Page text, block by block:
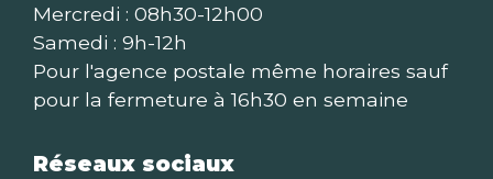
Mercredi : 08h30-12h00
Samedi : 9h-12h
Pour l'agence postale même horaires sauf
pour la fermeture à 16h30 en semaine
Réseaux sociaux